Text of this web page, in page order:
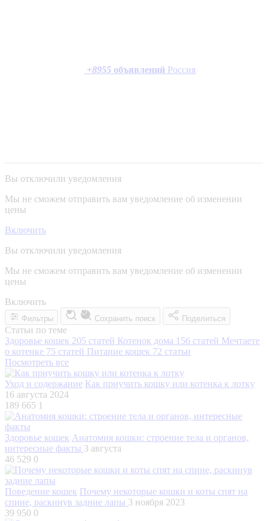
+8955 объявлений Россия
Вы отключили уведомления
Мы не сможем отправить вам уведомление об изменении
цены
Включить
Вы отключили уведомления
Мы не сможем отправить вам уведомление об изменении
цены
Включить
Фильтры Сохранить поиск Поделиться
Статьи по теме
Здоровье кошек 205 статей Котенок дома 156 статей Мечтаете
о котенке 75 статей Питание кошек 72 статьи
Посмотреть все
Уход и содержание Как приучить кошку или котенка к лотку
16 августа 2024
189 665 1
Здоровье кошек Анатомия кошки: строение тела и органов,
интересные факты 3 августа
46 529 0
Поведение кошек Почему некоторые кошки и коты спят на
спине, раскинув задние лапы 3 ноября 2023
39 950 0